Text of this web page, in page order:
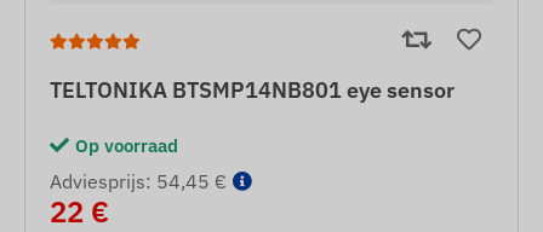
TELTONIKA BTSMP14NB801 eye sensor
Op voorraad
Adviesprijs: 54,45 €
22 €